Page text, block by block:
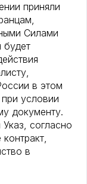
приняли
Силами
будет
в этом
условии
документу.
согласно
в